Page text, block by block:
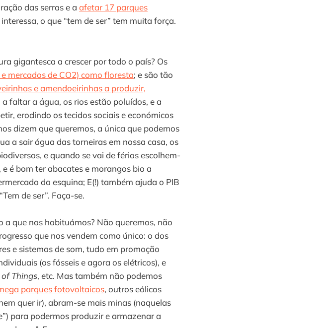
das serras e a afetar 17 parques
o que “tem de ser” tem muita força.
gigantesca a crescer por todo o país? Os
mercados de CO2) como floresta; e são tão
e amendoeirinhas a produzir,
a faltar a água, os rios estão poluídos, e a
erodindo os tecidos sociais e económicos
dizem que queremos, a única que podemos
a sair água das torneiras em nossa casa, os
e quando se vai de férias escolhem-
é bom ter abacates e morangos bio a
da esquina; E(!) também ajuda o PIB
de ser”. Faça-se.
a que nos habituámos? Não queremos, não
que nos vendem como único: o dos
e sistemas de som, tudo em promoção
(os fósseis e agora os elétricos), e
Things, etc. Mas também não podemos
parques fotovoltaicos, outros eólicos
quer ir), abram-se mais minas (naquelas
para podermos produzir e armazenar a